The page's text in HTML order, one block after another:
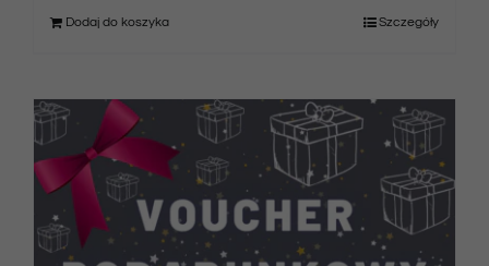
Dodaj do koszyka Szczegóły